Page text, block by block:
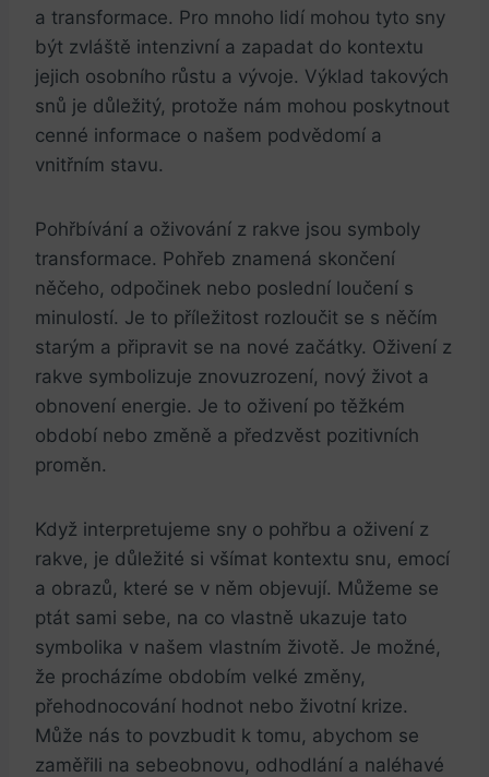
⁢a⁢ transformace. Pro mnoho lidí mohou ⁣tyto sny​
být zvláště‌ intenzivní a zapadat do‍ kontextu⁢
jejich osobního růstu a vývoje. Výklad takových
snů je​ důležitý, protože nám ‌mohou poskytnout
cenné informace o našem podvědomí​ a
vnitřním stavu.
Pohřbívání a ⁣oživování z⁢ rakve jsou symboly
transformace. Pohřeb znamená skončení
⁣něčeho, odpočinek nebo poslední loučení s
minulostí. Je to ⁢příležitost⁤ rozloučit se s něčím
starým a připravit se na nové začátky. Oživení z
‌rakve symbolizuje znovuzrození, nový život a
obnovení energie. Je to oživení po těžkém
období nebo změně a předzvěst pozitivních
proměn.
Když interpretujeme sny o pohřbu ‌a oživení⁣ z
rakve, ⁣je důležité si všímat kontextu snu, emocí
a⁣ obrazů, které se v něm objevují. Můžeme se
ptát sami sebe, na co vlastně​ ukazuje tato
symbolika v našem vlastním⁤ životě. ⁤Je‍ možné,
že procházíme obdobím velké změny,
přehodnocování hodnot nebo‌ životní krize.
⁢Může nás to povzbudit k⁤ tomu, abychom se
⁢zaměřili na sebeobnovu, odhodlání a naléhavé